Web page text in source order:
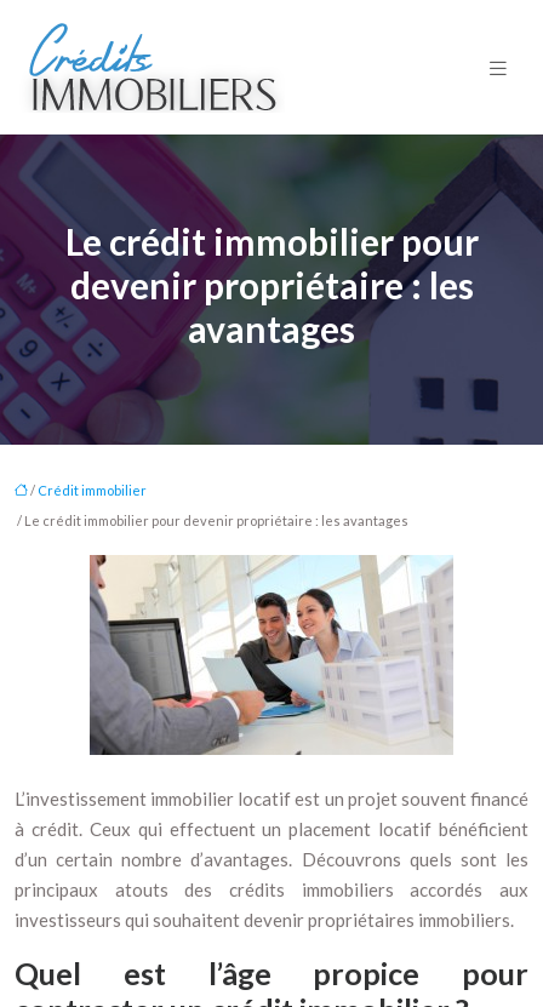
Le crédit immobilier pour
devenir propriétaire : les
avantages
/ Crédit immobilier
/ Le crédit immobilier pour devenir propriétaire : les avantages
L’investissement immobilier locatif est un projet souvent financé
à crédit. Ceux qui effectuent un placement locatif bénéficient
d’un certain nombre d’avantages. Découvrons quels sont les
principaux atouts des crédits immobiliers accordés aux
investisseurs qui souhaitent devenir propriétaires immobiliers.
Quel est l’âge propice pour